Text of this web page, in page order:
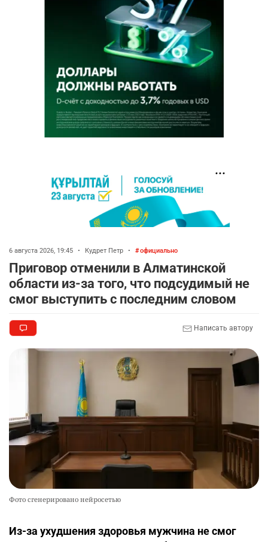
6 августа 2026, 19:45 • Кудрет Петр • официально
Приговор отменили в Алматинской
области из-за того, что подсудимый не
смог выступить с последним словом
Написать автору
Фото сгенерировано нейросетью
Из-за ухудшения здоровья мужчина не смог